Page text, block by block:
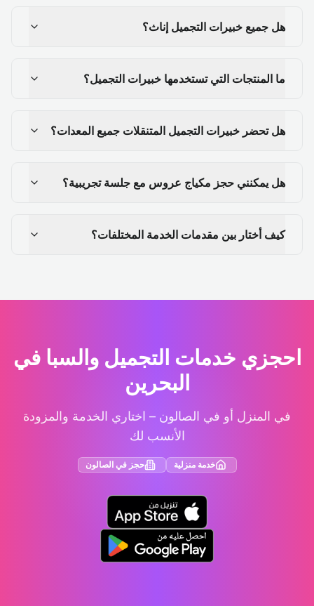
هل جميع خبيرات التجميل إناث؟
ما المنتجات التي تستخدمها خبيرات التجميل؟
هل تحضر خبيرات التجميل المتنقلات جميع المعدات؟
هل يمكنني حجز مكياج عروس مع جلسة تجريبية؟
كيف أختار بين مقدمات الخدمة المختلفات؟
احجزي خدمات التجميل والسبا في
البحرين
في المنزل أو في الصالون – اختاري الخدمة والمزودة
الأنسب لك
خدمة منزلية حجز في الصالون